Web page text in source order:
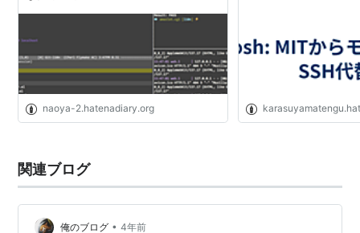
naoya-2.hatenadiary.org
関連ブログ
俺のブログ • 4年前